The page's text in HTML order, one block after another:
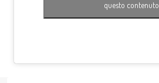
questo contenuto